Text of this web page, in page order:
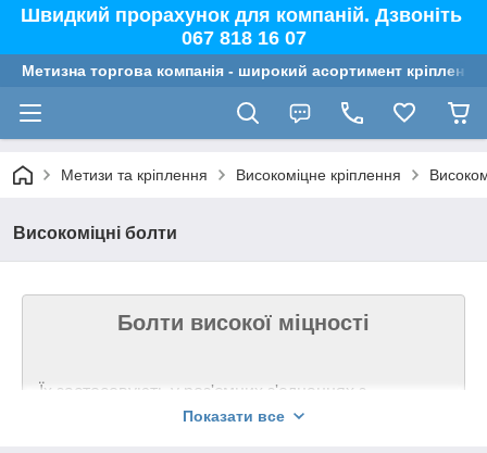
Швидкий прорахунок для компаній. Дзвоніть
067 818 16 07
Метизна торгова компанія - широкий асортимент
Метизи та кріплення Високоміцне кріплення
Високоміцні болти
Болти високої міцності
Їх застосовують у роз'ємних з'єднаннях з
надмірними навантаженнями, де пред'являються
Показати все